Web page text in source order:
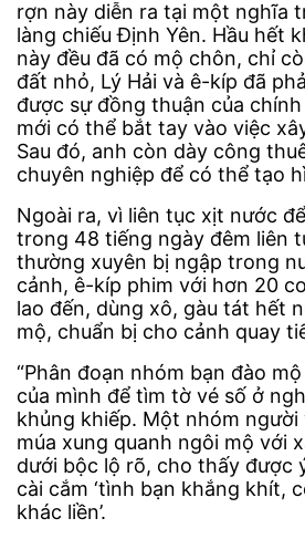
rợn này diễn ra tại một nghĩa
làng chiếu Định Yên. Hầu hết
này đều đã có mộ chôn, chỉ
đất nhỏ, Lý Hải và ê-kíp đã
được sự đồng thuận của
mới có thể bắt tay vào việc
Sau đó, anh còn dày công
chuyên nghiệp để có thể tạo
Ngoài ra, vì liên tục xịt nước
trong 48 tiếng ngày đêm liên
thường xuyên bị ngập trong
cảnh, ê-kíp phim với hơn 20
lao đến, dùng xô, gàu tát hết
mộ, chuẩn bị cho cảnh quay
“Phân đoạn nhóm bạn đào
của mình để tìm tờ vé số ở
khủng khiếp. Một nhóm người
múa xung quanh ngôi mộ với
dưới bộc lộ rõ, cho thấy được
cài cắm ‘tình bạn khắng khít,
khác liền’.